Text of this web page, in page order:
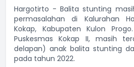
Hargotirto - Balita stunting
permasalahan di Kalurahan
Kokap, Kabupaten Kulon
Puskesmas Kokap II, masih
delapan) anak balita stunting
pada tahun 2022.